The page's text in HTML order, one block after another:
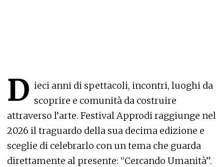
D ieci anni di spettacoli, incontri, luoghi da
scoprire e comunità da costruire
attraverso l’arte. Festival Approdi raggiunge nel
2026 il traguardo della sua decima edizione e
sceglie di celebrarlo con un tema che guarda
direttamente al presente: “Cercando Umanità”.